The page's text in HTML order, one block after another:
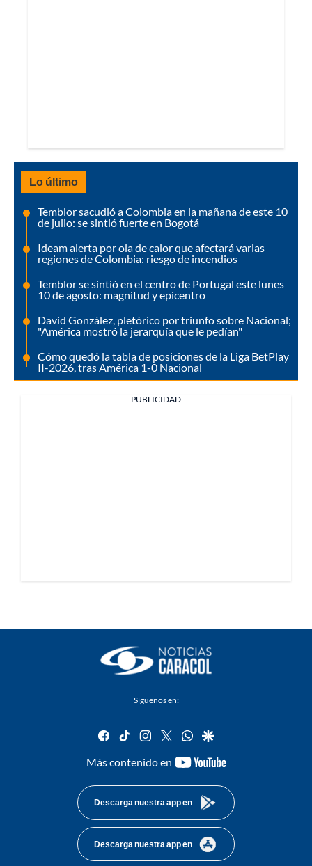
Lo último
Temblor sacudió a Colombia en la mañana de este 10
de julio: se sintió fuerte en Bogotá
Ideam alerta por ola de calor que afectará varias
regiones de Colombia: riesgo de incendios
Temblor se sintió en el centro de Portugal este lunes
10 de agosto: magnitud y epicentro
David González, pletórico por triunfo sobre Nacional;
"América mostró la jerarquía que le pedían"
Cómo quedó la tabla de posiciones de la Liga BetPlay
II-2026, tras América 1-0 Nacional
PUBLICIDAD
Síguenos en:
facebook
tiktok instagram
twitterwhatsapp
google
Más contenido en
youtube-
Descarga nuestra app en
Descarga nuestra app en